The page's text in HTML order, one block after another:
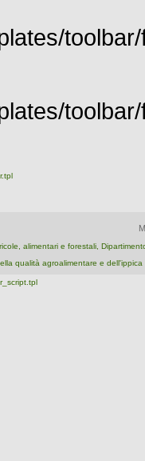
alimentari e forestali,
qualità agroalimentare e